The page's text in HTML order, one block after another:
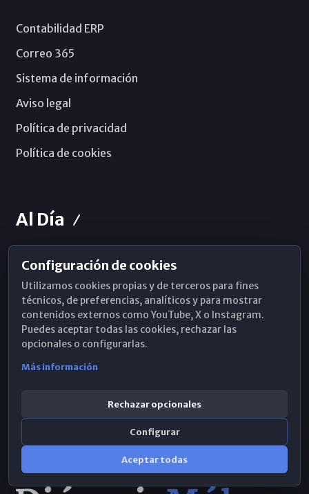
Contabilidad ERP
Correo 365
Sistema de información
Aviso legal
Política de privacidad
Política de cookies
Al Día
Horarios de Misa
Hemeroteca
WhatsApp
Configuración de cookies
Utilizamos cookies propias y de terceros para fines
técnicos, de preferencias, analíticos y para mostrar
contenidos externos como YouTube, X o Instagram.
Puedes aceptar todas las cookies, rechazar las
opcionales o configurarlas.
Más información
Rechazar opcionales
Configurar
Aceptar todas